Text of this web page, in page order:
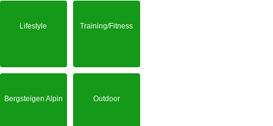
Lifestyle Training/Fitness
Bergsteigen Alpin Outdoor